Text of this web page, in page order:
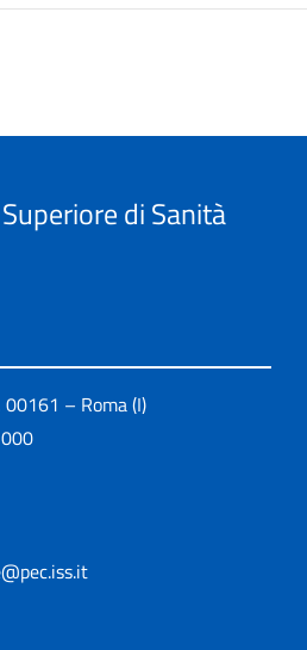
di Sanità
– Roma (I)